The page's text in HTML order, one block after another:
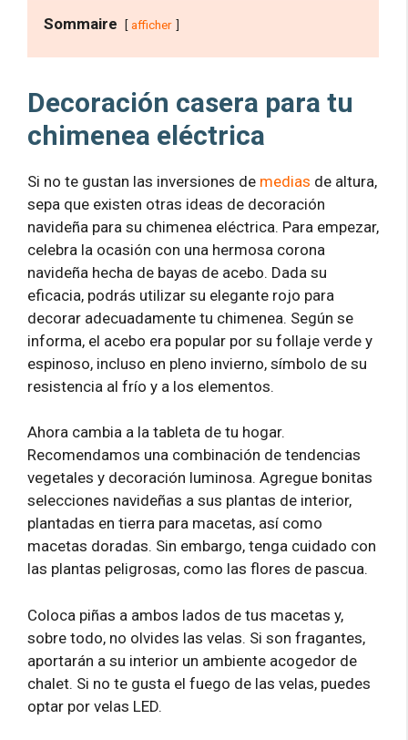
Sommaire afficher
Decoración casera para tu
chimenea eléctrica
Si no te gustan las inversiones de medias de altura,
sepa que existen otras ideas de decoración
navideña para su chimenea eléctrica. Para empezar,
celebra la ocasión con una hermosa corona
navideña hecha de bayas de acebo. Dada su
eficacia, podrás utilizar su elegante rojo para
decorar adecuadamente tu chimenea. Según se
informa, el acebo era popular por su follaje verde y
espinoso, incluso en pleno invierno, símbolo de su
resistencia al frío y a los elementos.
Ahora cambia a la tableta de tu hogar.
Recomendamos una combinación de tendencias
vegetales y decoración luminosa. Agregue bonitas
selecciones navideñas a sus plantas de interior,
plantadas en tierra para macetas, así como
macetas doradas. Sin embargo, tenga cuidado con
las plantas peligrosas, como las flores de pascua.
Coloca piñas a ambos lados de tus macetas y,
sobre todo, no olvides las velas. Si son fragantes,
aportarán a su interior un ambiente acogedor de
chalet. Si no te gusta el fuego de las velas, puedes
optar por velas LED.